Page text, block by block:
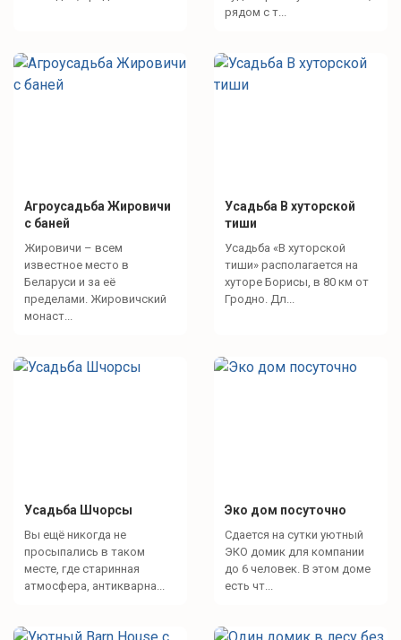
рядом с т...
Агроусадьба Жировичи
с баней
Жировичи – всем
известное место в
Беларуси и за её
пределами. Жировичский
монаст...
Усадьба В хуторской
тиши
Усадьба «В хуторской
тиши» располагается на
хуторе Борисы, в 80 км от
Гродно. Дл...
Усадьба Шчорсы
Вы ещё никогда не
просыпались в таком
месте, где старинная
атмосфера, антикварна...
Эко дом посуточно
Сдается на сутки уютный
ЭКО домик для компании
до 6 человек. В этом доме
есть чт...